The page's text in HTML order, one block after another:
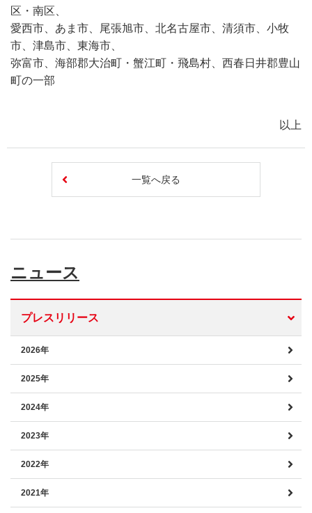
区・南区、
愛西市、あま市、尾張旭市、北名古屋市、清須市、小牧
市、津島市、東海市、
弥富市、海部郡大治町・蟹江町・飛島村、西春日井郡豊山
町の一部
以上
一覧へ戻る
ニュース
プレスリリース
2026年
2025年
2024年
2023年
2022年
2021年